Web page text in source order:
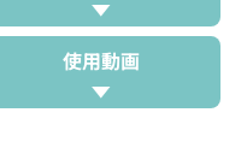
使用動画